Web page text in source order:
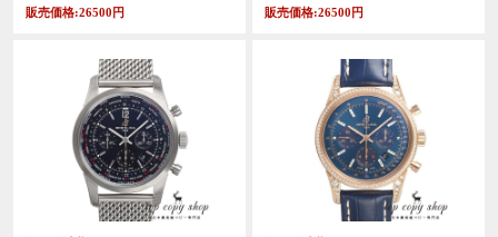
販売価格:26500円 販売価格:26500円